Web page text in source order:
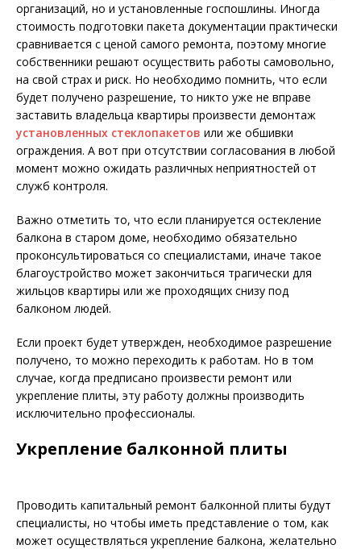
организаций, но и установленные госпошлины. Иногда
стоимость подготовки пакета документации практически
сравнивается с ценой самого ремонта, поэтому многие
собственники решают осуществить работы самовольно,
на свой страх и риск. Но необходимо помнить, что если
будет получено разрешение, то никто уже не вправе
заставить владельца квартиры произвести демонтаж
установленных стеклопакетов или же обшивки
ограждения. А вот при отсутствии согласования в любой
момент можно ожидать различных неприятностей от
служб контроля.
Важно отметить то, что если планируется остекление
балкона в старом доме, необходимо обязательно
проконсультироваться со специалистами, иначе такое
благоустройство может закончиться трагически для
жильцов квартиры или же проходящих снизу под
балконом людей.
Если проект будет утвержден, необходимое разрешение
получено, то можно переходить к работам. Но в том
случае, когда предписано произвести ремонт или
укрепление плиты, эту работу должны производить
исключительно профессионалы.
Укрепление балконной плиты
Проводить капитальный ремонт балконной плиты будут
специалисты, но чтобы иметь представление о том, как
может осуществляться укрепление балкона, желательно